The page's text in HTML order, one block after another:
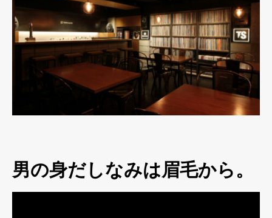
男の身だしなみは眉毛から。